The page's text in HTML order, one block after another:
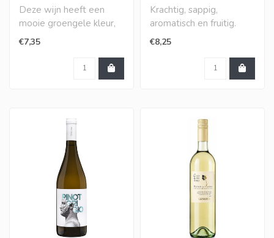
Deze wijn heeft een
mooie groengele kleur,
helder. Bloemige tonen
en aroma's van..
€7,35
Krachtig, sappig,
aromatisch en fruitig.
Behoorlijk complex met
een hint van cit..
€8,25